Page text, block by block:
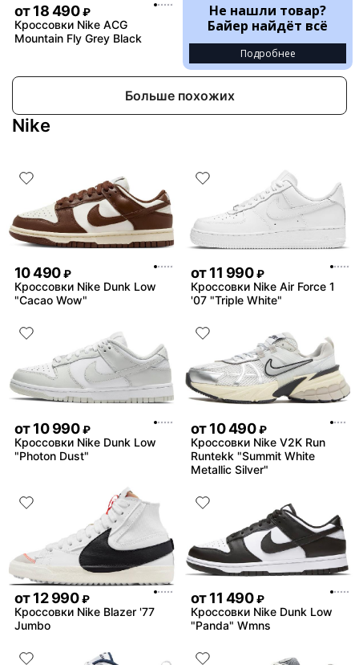
от18 490 ₽
Кроссовки Nike ACG
Mountain Fly Grey Black
Не нашли товар?
Байер найдёт всё
Подробнее
Больше похожих
Nike
10 490 ₽
Кроссовки Nike Dunk Low
"Cacao Wow"
от11 990 ₽
Кроссовки Nike Air Force 1
'07 "Triple White"
от10 990 ₽
Кроссовки Nike Dunk Low
"Photon Dust"
от10 490 ₽
Кроссовки Nike V2K Run
Runtekk "Summit White
Metallic Silver"
от12 990 ₽
Кроссовки Nike Blazer '77
Jumbo
от11 490 ₽
Кроссовки Nike Dunk Low
"Panda" Wmns